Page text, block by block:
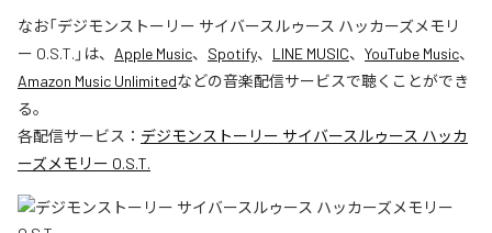
なお「デジモンストーリー サイバースルゥース ハッカーズメモリ
ー O.S.T. 」は、 Apple Music、 Spotify、 LINE MUSIC、 YouTube Music、
Amazon Music Unlimitedなどの音楽配信サービスで聴くことができ
る。
各配信サービス： デジモンストーリー サイバースルゥース ハッカ
ーズメモリー O.S.T.